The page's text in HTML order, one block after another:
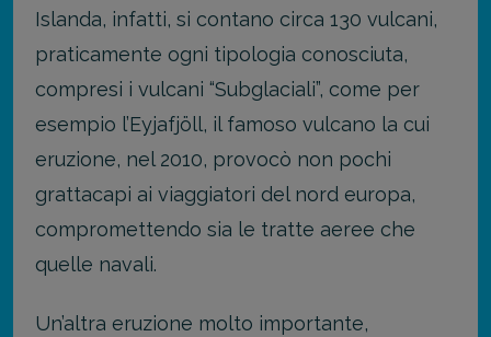
Islanda, infatti, si contano circa 130 vulcani,
praticamente ogni tipologia conosciuta,
compresi i vulcani “Subglaciali”, come per
esempio l’Eyjafjöll, il famoso vulcano la cui
eruzione, nel 2010, provocò non pochi
grattacapi ai viaggiatori del nord europa,
compromettendo sia le tratte aeree che
quelle navali.
Un’altra eruzione molto importante,